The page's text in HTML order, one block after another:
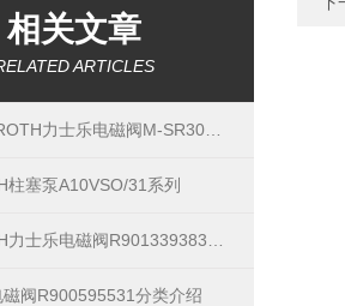
相关文章
ARTICLES
柱塞泵A10VSO/31系列
阀R900595531分类介绍